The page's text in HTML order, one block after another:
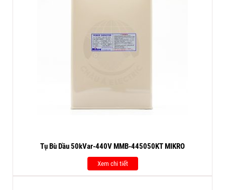
Tụ Bù Dầu 50kVar-440V MMB-445050KT MIKRO
Xem chi tiết